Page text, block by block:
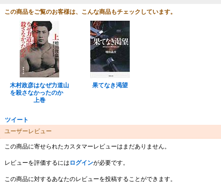
この商品をご覧のお客様は、こんな商品もチェックしています。
木村政彦はなぜ力道山
を殺さなかったのか
上巻
果てなき渇望
ツイート
ユーザーレビュー
この商品に寄せられたカスタマーレビューはまだありません。
レビューを評価するには ログインが必要です。
この商品に対するあなたのレビューを投稿することができます。